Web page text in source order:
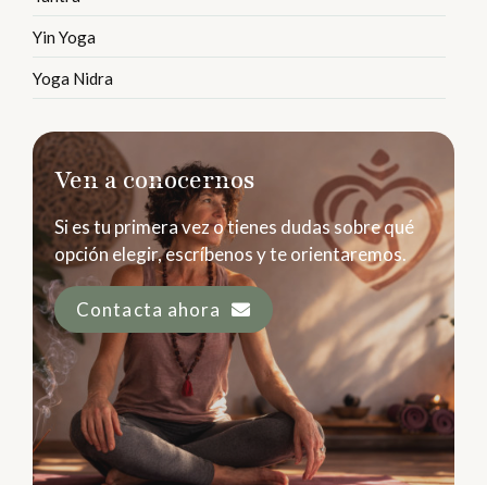
Yin Yoga
Yoga Nidra
Ven a conocernos
Si es tu primera vez o tienes dudas sobre qué
opción elegir, escríbenos y te orientaremos.
Contacta ahora